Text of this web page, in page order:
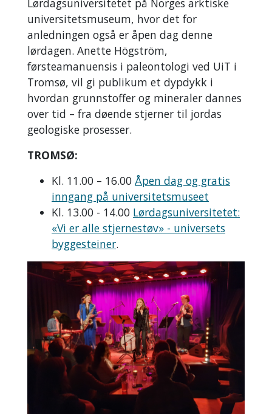
Lørdagsuniversitetet på Norges arktiske
universitetsmuseum, hvor det for
anledningen også er åpen dag denne
lørdagen. Anette Högström,
førsteamanuensis i paleontologi ved UiT i
Tromsø, vil gi publikum et dypdykk i
hvordan grunnstoffer og mineraler dannes
over tid – fra døende stjerner til jordas
geologiske prosesser.
TROMSØ:
Kl. 11.00 – 16.00 Åpen dag og gratis
inngang på universitetsmuseet
Kl. 13.00 - 14.00 Lørdagsuniversitetet:
«Vi er alle stjernestøv» - universets
byggesteiner.